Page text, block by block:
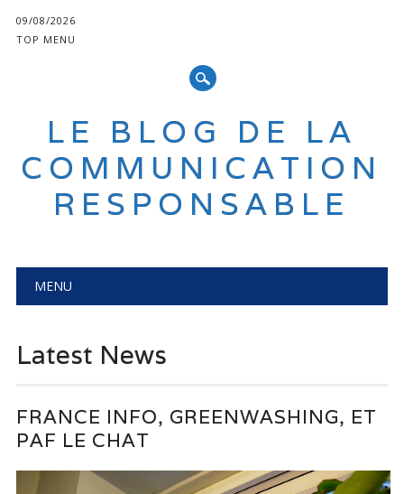
09/08/2026
TOP MENU
LE BLOG DE LA
COMMUNICATION
RESPONSABLE
Main menu
MENU
Latest News
FRANCE INFO, GREENWASHING, ET
PAF LE CHAT